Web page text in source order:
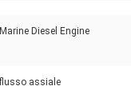
Marine Diesel Engine
flusso assiale